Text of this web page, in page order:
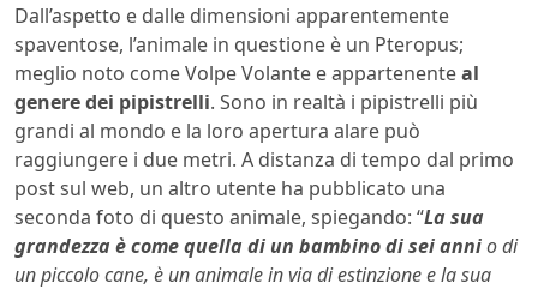
Dall’aspetto e dalle dimensioni apparentemente
spaventose, l’animale in questione è un Pteropus;
meglio noto come Volpe Volante e appartenenteal
genere dei pipistrelli. Sono in realtà i pipistrelli più
grandi al mondo e la loro apertura alare può
raggiungere i due metri. A distanza di tempo dal primo
post sul web, un altro utente ha pubblicato una
seconda foto di questo animale, spiegando: “La sua
grandezza è come quella di un bambino di sei annio di
un piccolo cane, è un animale in via di estinzione e la sua